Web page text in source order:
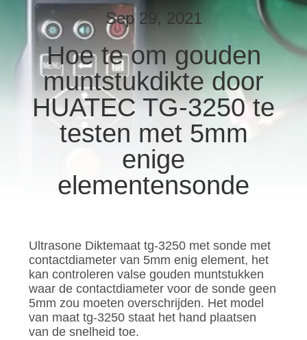
CONTACTEER
ONS
VERZOEK
OM EEN
CITAAT
Sep 29, 2021
Hoe te om gouden
muntstukdikte door
HUATEC TG-3250 te
testen met 5mm
enige
elementensonde
Ultrasone Diktemaat tg-3250 met sonde met
contactdiameter van 5mm enig element, het
kan controleren valse gouden muntstukken
waar de contactdiameter voor de sonde geen
5mm zou moeten overschrijden. Het model
van maat tg-3250 staat het hand plaatsen
van de snelheid toe.